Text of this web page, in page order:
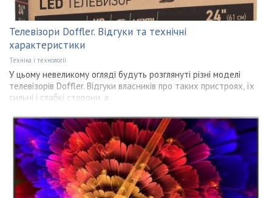
Телевізори Doffler. Відгуки та технічні
характеристики
Техніка і технології
У цьому невеликому огляді будуть розглянуті різні моделі
телевізорів Doffler. Відгуки власників про таких пристроях, їх
сильні і слабкі сторони, а